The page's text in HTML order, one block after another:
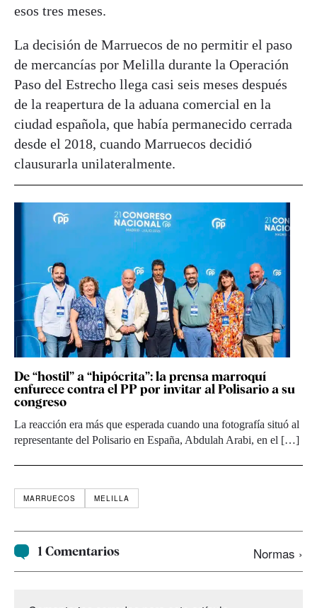
esos tres meses.
La decisión de Marruecos de no permitir el paso
de mercancías por Melilla durante la Operación
Paso del Estrecho llega casi seis meses después
de la reapertura de la aduana comercial en la
ciudad española, que había permanecido cerrada
desde el 2018, cuando Marruecos decidió
clausurarla unilateralmente.
De “hostil” a “hipócrita”: la prensa marroquí
enfurece contra el PP por invitar al Polisario a su
congreso
La reacción era más que esperada cuando una fotografía situó al
representante del Polisario en España, Abdulah Arabi, en el […]
MARRUECOS MELILLA
1 Comentarios Normas ›